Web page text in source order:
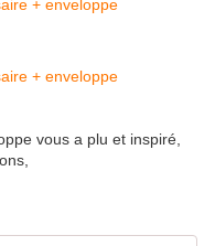
vous a plu et inspiré,